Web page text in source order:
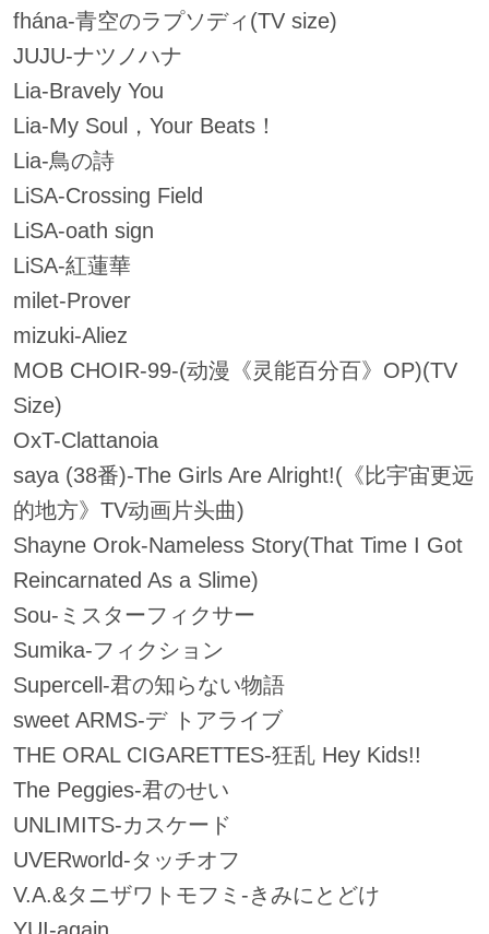
fhána-青空のラプソディ(TV size)
JUJU-ナツノハナ
Lia-Bravely You
Lia-My Soul，Your Beats！
Lia-鳥の詩
LiSA-Crossing Field
LiSA-oath sign
LiSA-紅蓮華
milet-Prover
mizuki-Aliez
MOB CHOIR-99-(动漫《灵能百分百》OP)(TV
Size)
OxT-Clattanoia
saya (38番)-The Girls Are Alright!(《比宇宙更远
的地方》TV动画片头曲)
Shayne Orok-Nameless Story(That Time I Got
Reincarnated As a Slime)
Sou-ミスターフィクサー
Sumika-フィクション
Supercell-君の知らない物語
sweet ARMS-デ トアライブ
THE ORAL CIGARETTES-狂乱 Hey Kids!!
The Peggies-君のせい
UNLIMITS-カスケード
UVERworld-タッチオフ
V.A.&タニザワトモフミ-きみにとどけ